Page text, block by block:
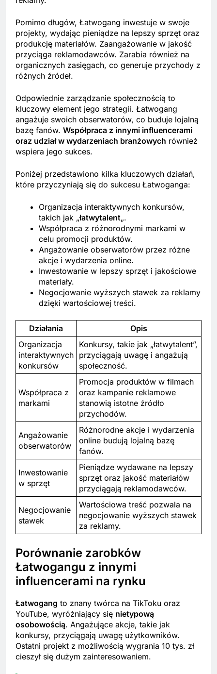
Pomimo długów, Łatwogang inwestuje w swoje
projekty, wydając pieniądze na lepszy sprzęt oraz
produkcję materiałów. Zaangażowanie w jakość
przyciąga reklamodawców. Zarabia również na
organicznych zasięgach, co generuje przychody z
różnych źródeł.
Odpowiednie zarządzanie społecznością to
kluczowy element jego strategii. Łatwogang
angażuje swoich obserwatorów, co buduje lojalną
bazę fanów. Współpraca z innymi influencerami
oraz udział w wydarzeniach branżowych również
wspiera jego sukces.
Poniżej przedstawiono kilka kluczowych działań,
które przyczyniają się do sukcesu Łatwoganga:
Organizacja interaktywnych konkursów,
takich jak „łatwytalent„.
Współpraca z różnorodnymi markami w
celu promocji produktów.
Angażowanie obserwatorów przez różne
akcje i wydarzenia online.
Inwestowanie w lepszy sprzęt i jakościowe
materiały.
Negocjowanie wyższych stawek za reklamy
dzięki wartościowej treści.
Działania
Opis
Organizacja
interaktywnych
konkursów
Konkursy, takie jak „łatwytalent”,
przyciągają uwagę i angażują
społeczność.
Współpraca z
markami
Promocja produktów w filmach
oraz kampanie reklamowe
stanowią istotne źródło
przychodów.
Angażowanie
obserwatorów
Różnorodne akcje i wydarzenia
online budują lojalną bazę
fanów.
Inwestowanie
w sprzęt
Pieniądze wydawane na lepszy
sprzęt oraz jakość materiałów
przyciągają reklamodawców.
Negocjowanie
stawek
Wartościowa treść pozwala na
negocjowanie wyższych stawek
za reklamy.
Porównanie zarobków
Łatwogangu z innymi
influencerami na rynku
Łatwogang to znany twórca na TikToku oraz
YouTube, wyróżniający się nietypową
osobowością. Angażujące akcje, takie jak
konkursy, przyciągają uwagę użytkowników.
Ostatni projekt z możliwością wygrania 10 tys. zł
cieszył się dużym zainteresowaniem.